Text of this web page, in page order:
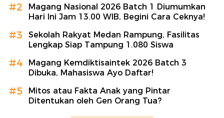
#2
Magang Nasional 2026 Batch 1 Diumumkan
Hari Ini Jam 13.00 WIB, Begini Cara Ceknya!
#3
Sekolah Rakyat Medan Rampung, Fasilitas
Lengkap Siap Tampung 1.080 Siswa
#4
Magang Kemdiktisaintek 2026 Batch 3
Dibuka, Mahasiswa Ayo Daftar!
#5
Mitos atau Fakta Anak yang Pintar
Ditentukan oleh Gen Orang Tua?